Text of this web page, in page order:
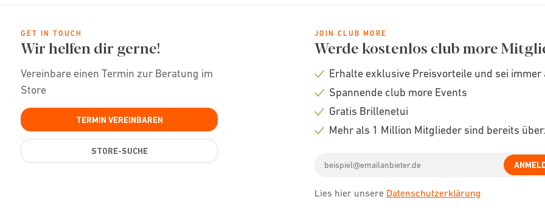
GET IN TOUCH
Wir helfen dir gerne!
Vereinbare einen Termin zur Beratung im
Store
TERMIN VEREINBAREN
STORE-SUCHE
JOIN CLUB MORE
Werde kostenlos club more
Check
Erhalte exklusive Preisvorteile und sei
Check
Spannende club more Events
Check
Gratis Brillenetui
Mehr als 1 Million Mitglieder sind bereits
address
Lies hier unsere Datenschutzerklärung